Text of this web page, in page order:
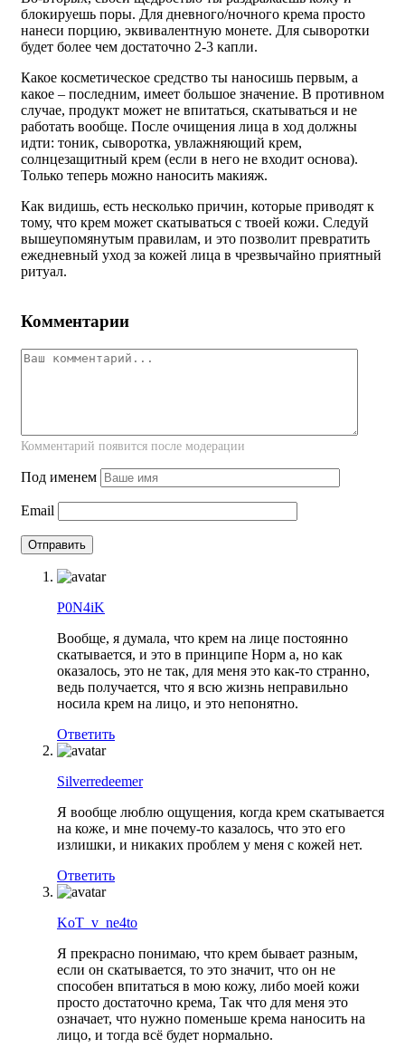
блокируешь поры. Для дневного/ночного крема просто
нанеси порцию, эквивалентную монете. Для сыворотки
будет более чем достаточно 2-3 капли.
Какое косметическое средство ты наносишь первым, а
какое – последним, имеет большое значение. В противном
случае, продукт может не впитаться, скатываться и не
работать вообще. После очищения лица в ход должны
идти: тоник, сыворотка, увлажняющий крем,
солнцезащитный крем (если в него не входит основа).
Только теперь можно наносить макияж.
Как видишь, есть несколько причин, которые приводят к
тому, что крем может скатываться с твоей кожи. Следуй
вышеупомянутым правилам, и это позволит превратить
ежедневный уход за кожей лица в чрезвычайно приятный
ритуал.
Комментарии
Комментарий появится после модерации
Под именем
Email
P0N4iK
Вообще, я думала, что крем на лице постоянно
скатывается, и это в принципе Норм а, но как
оказалось, это не так, для меня это как-то странно,
ведь получается, что я всю жизнь неправильно
носила крем на лицо, и это непонятно.
Ответить
Silverredeemer
Я вообще люблю ощущения, когда крем скатывается
на коже, и мне почему-то казалось, что это его
излишки, и никаких проблем у меня с кожей нет.
Ответить
KoT_v_ne4to
Я прекрасно понимаю, что крем бывает разным,
если он скатывается, то это значит, что он не
способен впитаться в мою кожу, либо моей кожи
просто достаточно крема, Так что для меня это
означает, что нужно поменьше крема наносить на
лицо, и тогда всё будет нормально.